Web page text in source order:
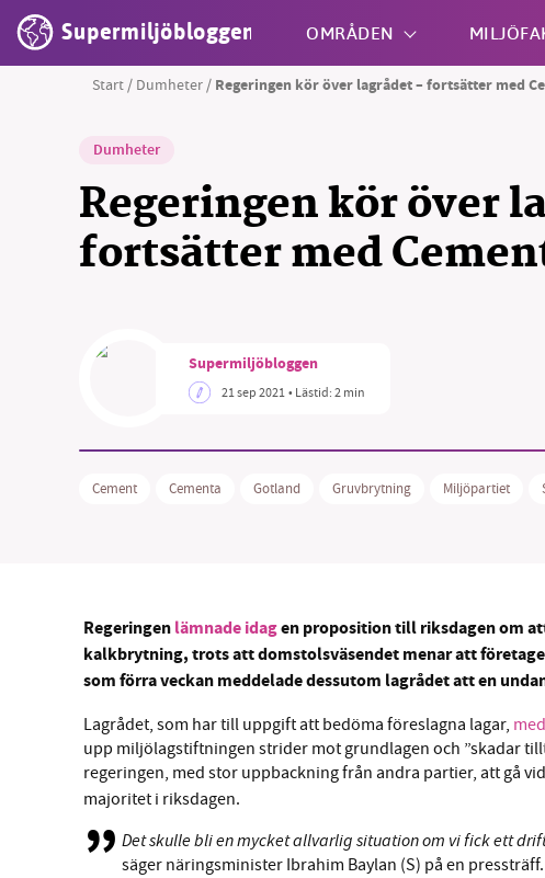
Supermiljöbloggen OMRÅDEN
Start / Dumheter / Regeringen kör över lagrådet – fortsätter med
Dumheter
Regeringen kör över
fortsätter med
Supermiljöbloggen
21 sep 2021• Lästid:2 min
Cement Cementa Gotland Gruvbrytning Miljöpartiet
Regeringenlämnade idagen proposition till riksdagen om
kalkbrytning, trots att domstolsväsendet menar att
som förra veckan meddelade dessutom lagrådet att en
Lagrådet, som har till uppgift att bedöma föreslagna lagar,
upp miljölagstiftningen strider mot grundlagen och ”skadar
regeringen, med stor uppbackning från andra partier, att gå
majoritet i riksdagen.
Det skulle bli en mycket allvarlig situation om vi fick ett
säger näringsminister Ibrahim Baylan (S) på en pressträff.
SMB